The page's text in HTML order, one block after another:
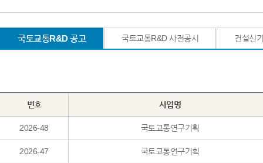
국토교통R&D 공고 국토교통R&D 사전공시 건설신
번호 사업명
2026-48 국토교통연구기획
2026-47 국토교통연구기획